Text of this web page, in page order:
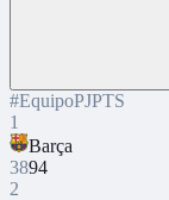
#EquipoPJPTS
1
Barça
3894
2